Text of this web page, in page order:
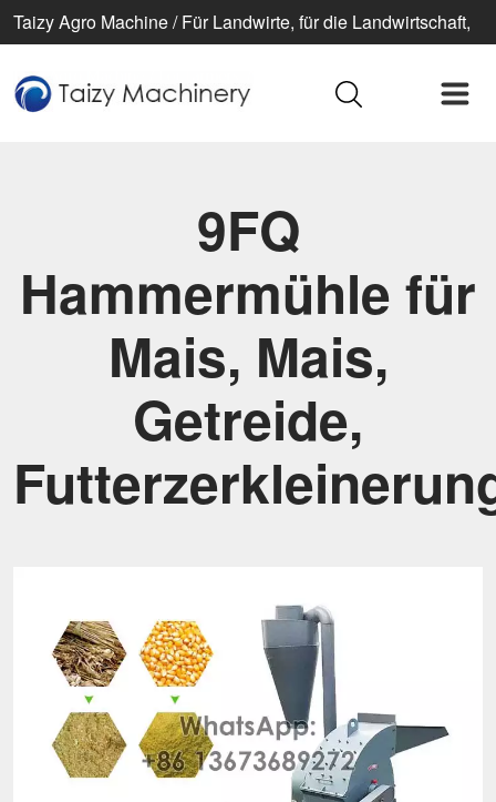
Taizy Agro Machine / Für Landwirte, für die Landwirtschaft,
9FQ
Hammermühle für
Mais, Mais,
Getreide,